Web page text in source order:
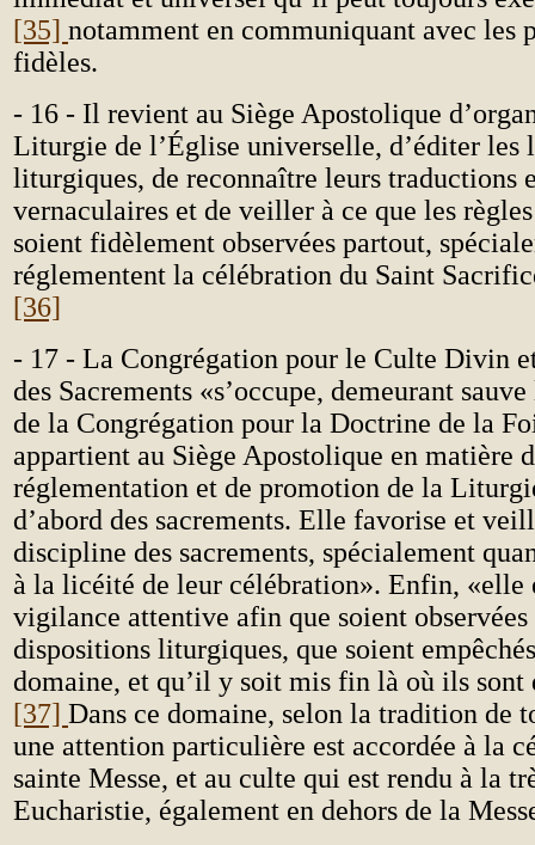
[35] notamment en communiquant avec les
fidèles.
- 16 - Il revient au Siège Apostolique
Liturgie de l’Église universelle, d’éditer les
liturgiques, de reconnaître leurs traductions
vernaculaires et de veiller à ce que les
soient fidèlement observées partout,
réglementent la célébration du Saint
[36]
- 17 - La Congrégation pour le Culte Divin
des Sacrements «s’occupe, demeurant
de la Congrégation pour la Doctrine de la
appartient au Siège Apostolique en matière
réglementation et de promotion de la
d’abord des sacrements. Elle favorise et
discipline des sacrements, spécialement
à la licéité de leur célébration». Enfin, «elle
vigilance attentive afin que soient observées
dispositions liturgiques, que soient
domaine, et qu’il y soit mis fin là où ils sont
[37] Dans ce domaine, selon la tradition de
une attention particulière est accordée à la
sainte Messe, et au culte qui est rendu à la
Eucharistie, également en dehors de la